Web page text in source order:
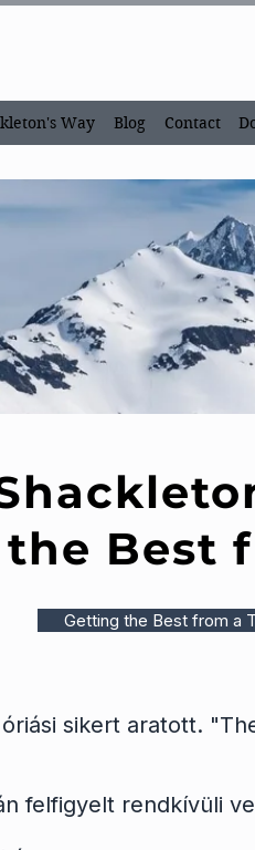
Way Blog Contact
Best
Getting the Best from a
sikert aratott.
felfigyelt rendkívüli